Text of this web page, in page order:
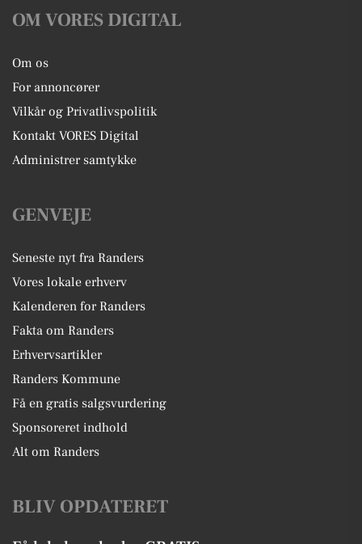
OM VORES DIGITAL
Om os
For annoncører
Vilkår og Privatlivspolitik
Kontakt VORES Digital
Administrer samtykke
GENVEJE
Seneste nyt fra Randers
Vores lokale erhverv
Kalenderen for Randers
Fakta om Randers
Erhvervsartikler
Randers Kommune
Få en gratis salgsvurdering
Sponsoreret indhold
Alt om Randers
BLIV OPDATERET